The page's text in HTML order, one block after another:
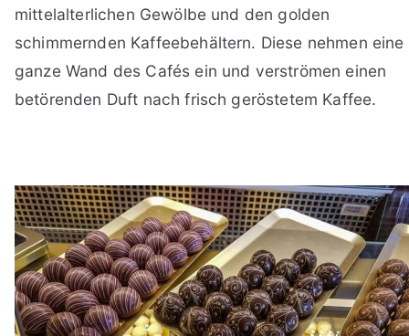
mittelalterlichen Gewölbe und den golden
schimmernden Kaffeebehältern. Diese nehmen eine
ganze Wand des Cafés ein und verströmen einen
betörenden Duft nach frisch geröstetem Kaffee.